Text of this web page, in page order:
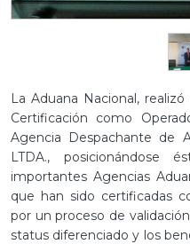
La Aduana Nacional,
Certificación como
Agencia Despachante de
LTDA.,
importantes Agencias
que han sido certificadas
por un proceso de
status diferenciado y los